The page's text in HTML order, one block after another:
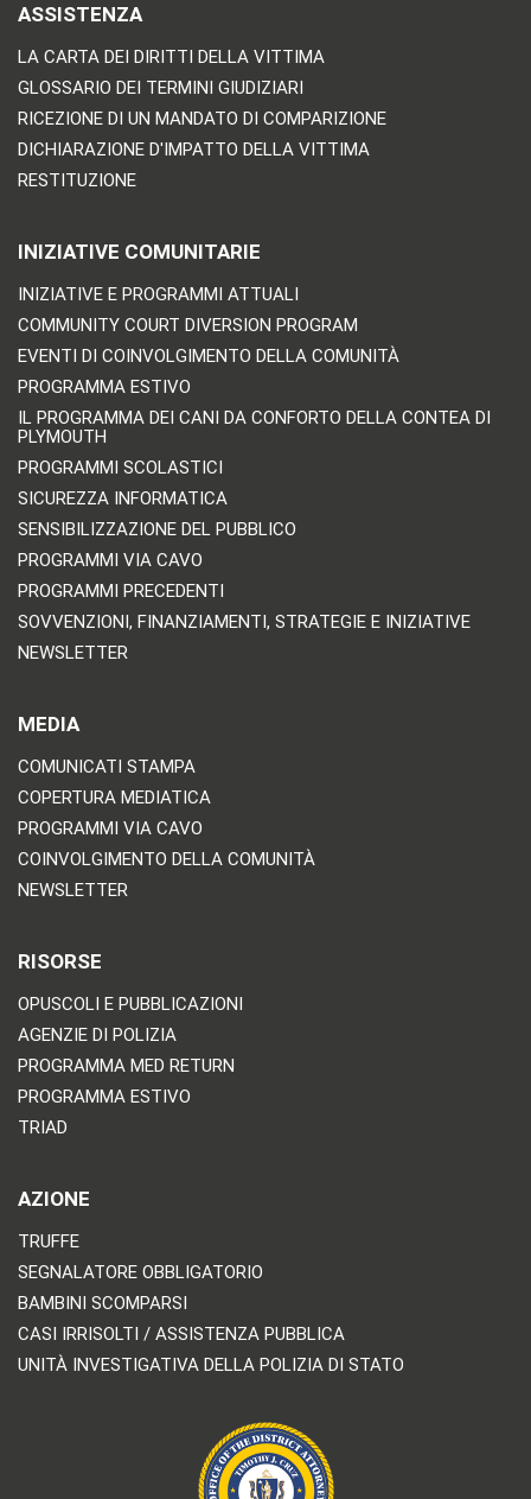
ASSISTENZA
LA CARTA DEI DIRITTI DELLA VITTIMA
GLOSSARIO DEI TERMINI GIUDIZIARI
RICEZIONE DI UN MANDATO DI COMPARIZIONE
DICHIARAZIONE D'IMPATTO DELLA VITTIMA
RESTITUZIONE
INIZIATIVE COMUNITARIE
INIZIATIVE E PROGRAMMI ATTUALI
COMMUNITY COURT DIVERSION PROGRAM
EVENTI DI COINVOLGIMENTO DELLA COMUNITÀ
PROGRAMMA ESTIVO
IL PROGRAMMA DEI CANI DA CONFORTO DELLA CONTEA DI
PLYMOUTH
PROGRAMMI SCOLASTICI
SICUREZZA INFORMATICA
SENSIBILIZZAZIONE DEL PUBBLICO
PROGRAMMI VIA CAVO
PROGRAMMI PRECEDENTI
SOVVENZIONI, FINANZIAMENTI, STRATEGIE E INIZIATIVE
NEWSLETTER
MEDIA
COMUNICATI STAMPA
COPERTURA MEDIATICA
PROGRAMMI VIA CAVO
COINVOLGIMENTO DELLA COMUNITÀ
NEWSLETTER
RISORSE
OPUSCOLI E PUBBLICAZIONI
AGENZIE DI POLIZIA
PROGRAMMA MED RETURN
PROGRAMMA ESTIVO
TRIAD
AZIONE
TRUFFE
SEGNALATORE OBBLIGATORIO
BAMBINI SCOMPARSI
CASI IRRISOLTI / ASSISTENZA PUBBLICA
UNITÀ INVESTIGATIVA DELLA POLIZIA DI STATO